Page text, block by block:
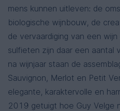
mens kunnen uitleven: de
biologische wijnbouw, de
de vervaardiging van een
sulfieten zijn daar een aantal
na wijnjaar staan de
Sauvignon, Merlot en Petit
elegante, karaktervolle en
2019 getuigt hoe Guy Velge